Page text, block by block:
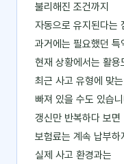
불리해진 조건까지
자동으로 유지된다는
과거에는 필요했던 특
현재 상황에서는 활
최근 사고 유형에 맞
빠져 있을 수도 있습
갱신만 반복하다 보면
보험료는 계속 납부하
실제 사고 환경과는